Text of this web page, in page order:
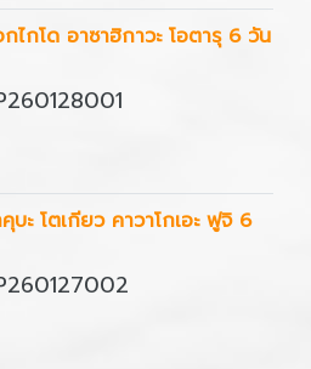
กโด อาซาฮิกาวะ โอตารุ 6 วัน
ะ โตเกียว คาวาโกเอะ ฟูจิ 6